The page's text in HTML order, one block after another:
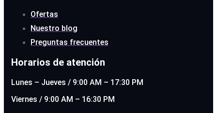
Ofertas
Nuestro blog
Preguntas frecuentes
Horarios de atención
Lunes – Jueves / 9:00 AM – 17:30 PM
Viernes / 9:00 AM – 16:30 PM